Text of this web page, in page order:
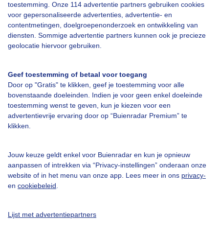
toestemming. Onze 114 advertentie partners gebruiken cookies
voor gepersonaliseerde advertenties, advertentie- en
contentmetingen, doelgroepenonderzoek en ontwikkeling van
diensten. Sommige advertentie partners kunnen ook je precieze
geolocatie hiervoor gebruiken.
Geef toestemming of betaal voor toegang
Door op "Gratis" te klikken, geef je toestemming voor alle
bovenstaande doeleinden. Indien je voor geen enkel doeleinde
toestemming wenst te geven, kun je kiezen voor een
advertentievrije ervaring door op “Buienradar Premium” te
klikken.
Jouw keuze geldt enkel voor Buienradar en kun je opnieuw
aanpassen of intrekken via “Privacy-instellingen” onderaan onze
website of in het menu van onze app. Lees meer in ons privacy-
en cookiebeleid
Lijst met advertentiepartners
Over Buienradar
Bedrijfsgegevens
Veelgestelde vragen
Contact
Toegankelijkheid
Adverteren
Buienradar Team
Privacy beleid